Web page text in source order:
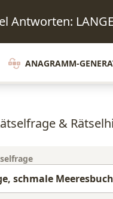
Antworten:
ANAGRAMM-
&